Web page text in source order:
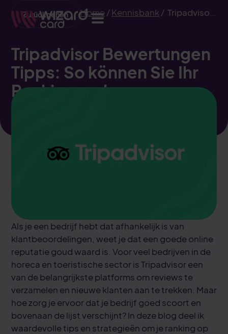
Zurückgehen Home / Kennisbank / Tripadvisor
Bewertungen Tipps: So können
Tripadvisor Bewertungen
Tipps: So können Sie Ihr
Ranking verbessern
Als je een bedrijf hebt dat afhankelijk is van
klantbeoordelingen, weet je dat een goede online
reputatie goud waard is. Voor veel bedrijven in de
horeca en toeristische sector is Tripadvisor een
van de belangrijkste platforms om reviews te
verzamelen en nieuwe klanten aan te trekken. Maar
hoe zorg je ervoor dat je bedrijf goed scoort en
bovenaan de lijst verschijnt? In deze blog deel ik
waardevolle tips en strategieën om je ranking op